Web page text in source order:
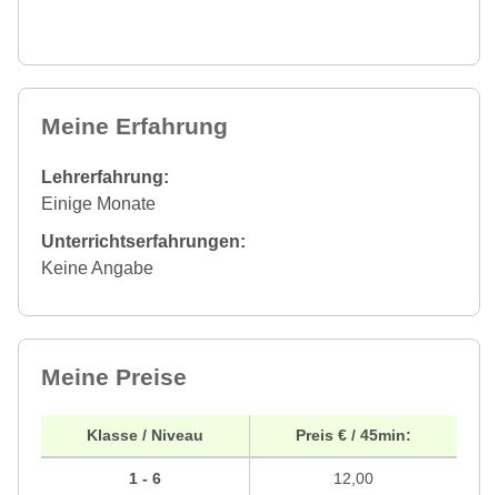
Meine Erfahrung
Lehrerfahrung:
Einige Monate
Unterrichtserfahrungen:
Keine Angabe
Meine Preise
Klasse / Niveau
1 - 6
Preis € / 45min:
12,00